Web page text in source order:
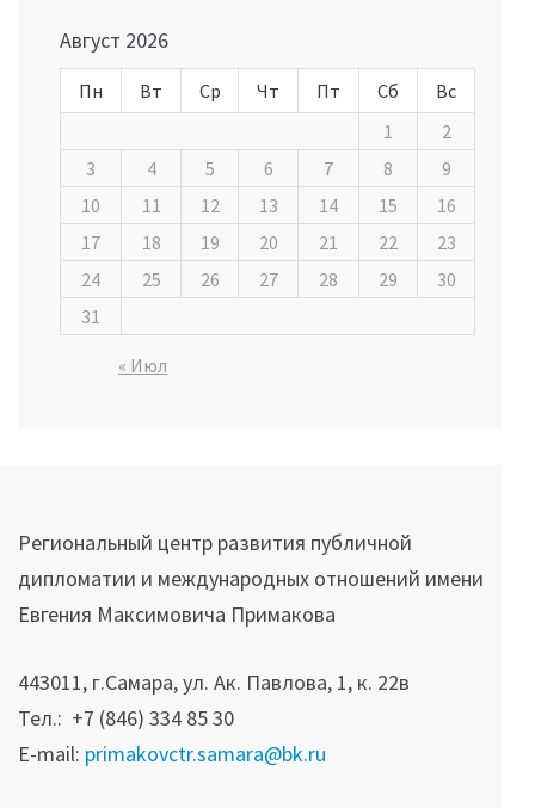
записям
Август 2026
Пн Вт Ср Чт Пт Сб
Вс
1
2
3
4 5 6 7 8
9
10
11 12 13 14 15
16
17
18 19 20 21 22
23
24
25 26 27 28 29
30
31
« Июл
Региональный центр развития публичной
дипломатии и международных отношений имени
Евгения Максимовича Примакова
443011, г.Самара, ул. Ак. Павлова, 1, к. 22в
Тел.: +7 (846) 334 85 30
E-mail: primakovctr.samara@bk.ru